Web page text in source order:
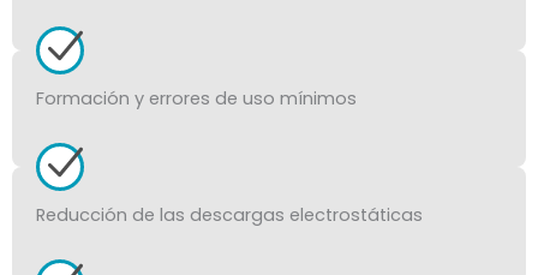
Formación y errores de uso mínimos
Reducción de las descargas electrostáticas